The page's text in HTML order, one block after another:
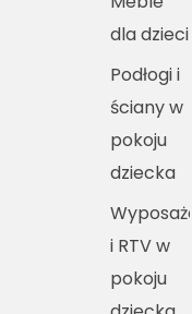
dla dzieci
Podłogi i
ściany w
pokoju
dziecka
i RTV w
pokoju